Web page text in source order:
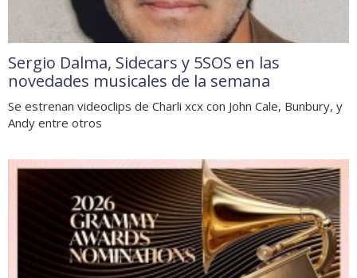
Sergio Dalma, Sidecars y 5SOS en las
novedades musicales de la semana
Se estrenan videoclips de Charli xcx con John Cale, Bunbury, y
Andy entre otros